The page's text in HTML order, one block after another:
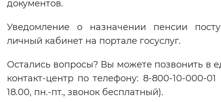
документов.
Уведомление о назначении пенсии
личный кабинет на портале госуслуг.
Остались вопросы? Вы можете позвонить в
контакт-центр по телефону: 8-800-10-000-
18.00, пн.-пт., звонок бесплатный).